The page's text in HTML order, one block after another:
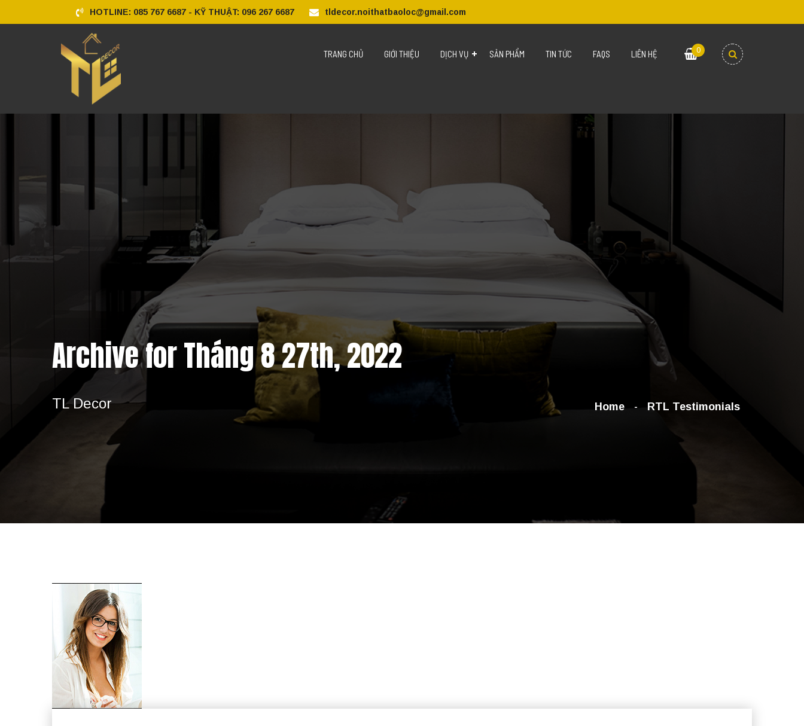
HOTLINE: 085 767 6687 - KỸ THUẬT: 096 267 6687 tldecor.noithatbaoloc@gmail.com
TRANG CHỦ GIỚI THIỆU DỊCH VỤ SẢN PHẨM TIN TỨC FAQS LIÊN HỆ 0
Archive for Tháng 8 27th, 2022
TL Decor Home RTL Testimonials